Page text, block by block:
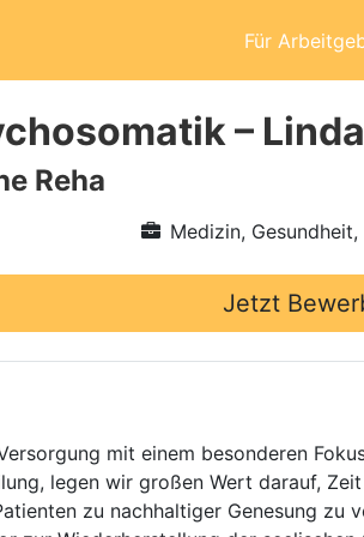
Für
–
Reha
Medizin,
Jetzt
mit einem besonderen
legen wir großen Wert darauf,
zu nachhaltiger Genesung zu